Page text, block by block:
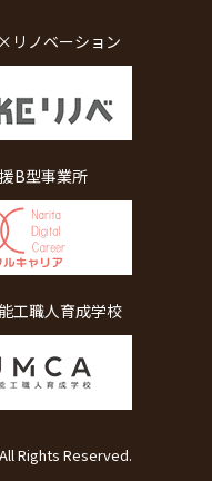
リノベーション
B型事業所
工職人育成学校
Rights Reserved.